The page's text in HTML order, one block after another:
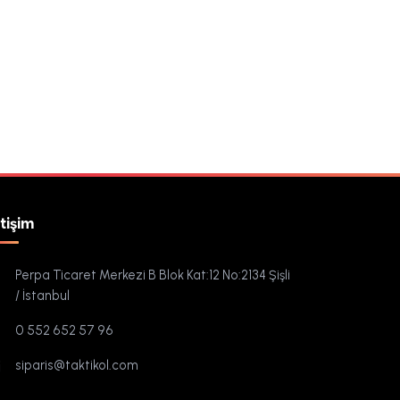
Perpa Ticaret Merkezi B Blok Kat:12 No:2134 Şişli
/ İstanbul
0 552 652 57 96
siparis@taktikol.com